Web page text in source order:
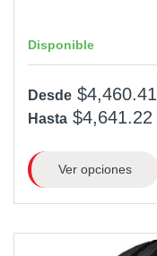
Disponible
Desde $4,460.41
Hasta $4,641.22
Ver opciones